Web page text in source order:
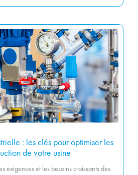
: les clés pour optimiser les
de votre usine
exigences et les besoins croissants des